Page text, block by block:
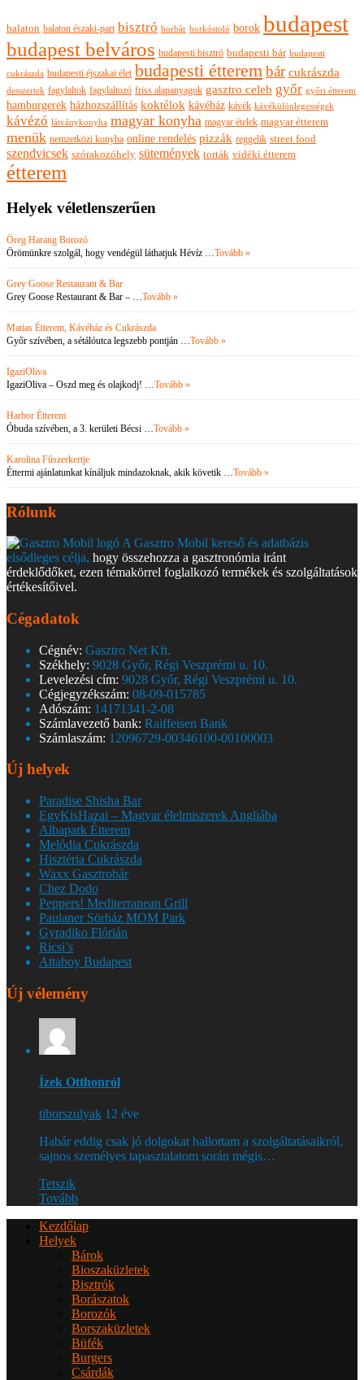
balaton balaton északi-part bisztró borbár borkóstoló borok budapest
budapest belváros budapesti bisztró budapesti bár budapesti
cukrászda budapesti éjszakai élet budapesti étterembár cukrászda
desszertek fagylaltok fagylaltozó friss alapanyagok gasztro celeb győr győri étterem
hamburgerek házhozszállítás koktélok kávéház kávék kávékülönlegességek
kávézó látványkonyha magyar konyha magyar ételek magyar étterem
menük nemzetközi konyha online rendelés pizzák reggelik street food
szendvicsek szórakozóhely sütemények torták vidéki étterem
étterem
Helyek véletlenszerűen
Öreg Harang Borozó
Örömünkre szolgál, hogy vendégül láthatjuk Hévíz …Tovább »
Grey Goose Restaurant & Bar
Grey Goose Restaurant & Bar – …Tovább »
Matias Étterem, Kávéház és Cukrászda
Győr szívében, a sétálóutca legszebb pontján …Tovább »
IgaziOliva
IgaziOliva – Oszd meg és olajkodj! …Tovább »
Harbor Étterem
Óbuda szívében, a 3. kerületi Bécsi …Tovább »
Karolina Fűszerkertje
Éttermi ajánlatunkat kínáljuk mindazoknak, akik követik …Tovább »
Rólunk
A Gasztro Mobil kereső és adatbázis
elsődleges célja, hogy összehozza a gasztronómia iránt
érdeklődőket, ezen témakörrel foglalkozó termékek és szolgáltatások
értékesítőivel.
Cégadatok
Cégnév: Gasztro Net Kft.
Székhely: 9028 Győr, Régi Veszprémi u. 10.
Levelezési cím: 9028 Győr, Régi Veszprémi u. 10.
Cégjegyzékszám: 08-09-015785
Adószám: 14171341-2-08
Számlavezető bank: Raiffeisen Bank
Számlaszám: 12096729-00346100-00100003
Új helyek
Paradise Shisha Bar
EgyKisHazai – Magyar élelmiszerek Angliába
Albapark Étterem
Melódia Cukrászda
Hisztéria Cukrászda
Waxx Gasztrobár
Chez Dodo
Peppers! Mediterranean Grill
Paulaner Sörház MOM Park
Gyradiko Flórián
Ricsi’s
Attaboy Budapest
Új vélemény
Ízek Otthonról
tiborszulyak 12 éve
Habár eddig csak jó dolgokat hallottam a szolgáltatásaikról,
sajnos személyes tapasztalatom során mégis…
Tetszik
Tovább
Kezdőlap
Helyek
Bárok
Bioszaküzletek
Bisztrók
Borászatok
Borozók
Borszaküzletek
Büfék
Burgers
Csárdák